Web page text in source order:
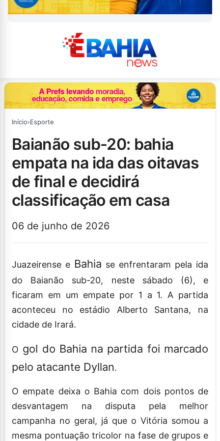
Início›Esporte
baianão sub-20: bahia
empata na ida das oitavas
de final e decidirá
classificação em casa
06 de junho de 2026
Juazeirense e Bahia se enfrentaram pela ida
do Baianão sub-20, neste sábado (6), e
ficaram em um empate por 1 a 1. A partida
aconteceu no estádio Alberto Santana, na
cidade de Irará.
O gol do Bahia na partida foi marcado
pelo atacante Dyllan.
O empate deixa o Bahia com dois pontos de
desvantagem na disputa pela melhor
campanha no geral, já que o Vitória somou a
mesma pontuação tricolor na fase de grupos e